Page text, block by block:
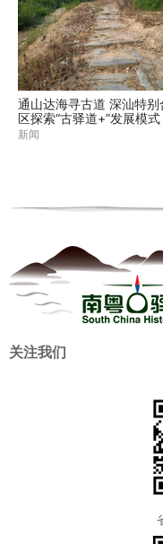
通山达海寻古道 深汕特别
区探索“古驿道+”发展模式
新闻
关注我们